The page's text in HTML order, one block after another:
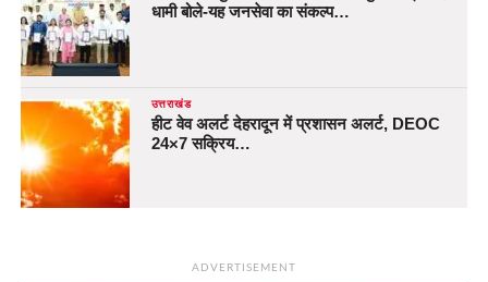
धामी बोले-यह जनसेवा का संकल्प…
उत्तराखंड
हीट वेव अलर्ट देहरादून में प्रशासन अलर्ट, DEOC
24×7 सक्रिय…
ADVERTISEMENT